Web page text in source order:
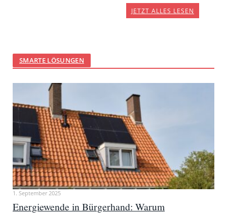
JETZT ALLES LESEN
SMARTE LÖSUNGEN
1. September 2025
Energiewende in Bürgerhand: Warum